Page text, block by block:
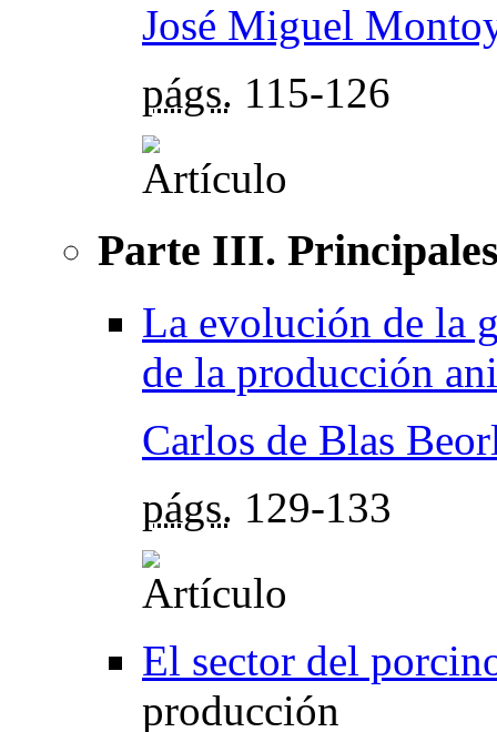
José Miguel
págs. 115-126
Parte III.
La evolución de la
de la producción
Carlos de Blas
págs. 129-133
El sector del
producción